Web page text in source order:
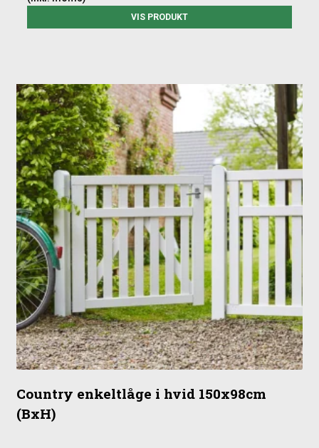
VIS PRODUKT
Country enkeltlåge i hvid 150x98cm
(BxH)